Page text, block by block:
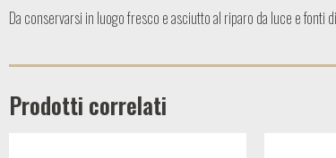
Da conservarsi in luogo fresco e asciutto al riparo da luce e fonti
Prodotti correlati